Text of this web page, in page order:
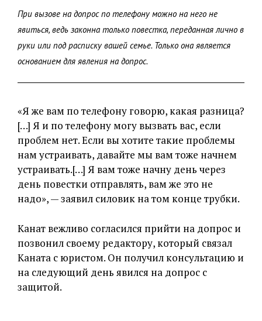
При вызове на допрос по телефону можно на него не
явиться, ведь законна только повестка, переданная лично в
руки или под расписку вашей семье. Только она является
основанием для явления на допрос.
«Я же вам по телефону говорю, какая разница?
[…] Я и по телефону могу вызвать вас, если
проблем нет. Если вы хотите такие проблемы
нам устраивать, давайте мы вам тоже начнем
устраивать.[…] Я вам тоже начну день через
день повестки отправлять, вам же это не
надо», — заявил силовик на том конце трубки.
Канат вежливо согласился прийти на допрос и
позвонил своему редактору, который связал
Каната с юристом. Он получил консультацию и
на следующий день явился на допрос с
защитой.